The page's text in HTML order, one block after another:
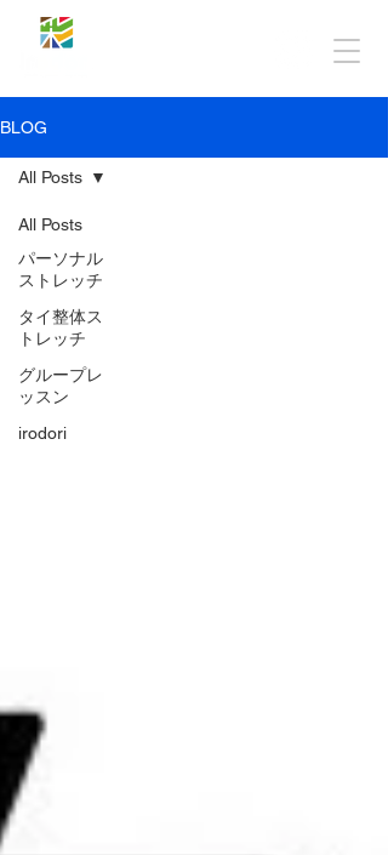
BLOG
All Posts
パーソナル
ストレッチ
タイ整体ス
トレッチ
グループレ
ッスン
irodori
All Posts